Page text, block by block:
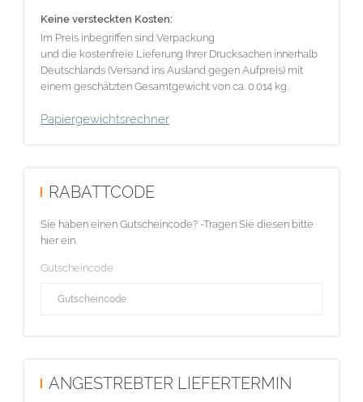
Keine versteckten Kosten:
Im Preis inbegriffen sind Verpackung
und die kostenfreie Lieferung Ihrer Drucksachen innerhalb
Deutschlands (Versand ins Ausland gegen Aufpreis) mit
einem geschätzten Gesamtgewicht von ca. 0.014 kg.
Papiergewichtsrechner
RABATTCODE
Sie haben einen Gutscheincode? -Tragen Sie diesen bitte
hier ein.
Gutscheincode
ANGESTREBTER LIEFERTERMIN